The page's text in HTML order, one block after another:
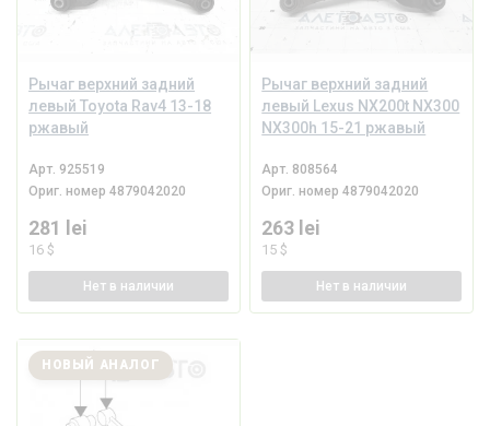
Рычаг верхний задний
левый Toyota Rav4 13-18
ржавый
Арт. 925519
Ориг. номер4879042020
281 lei
16 $
Нет в наличии
Рычаг верхний задний
левый Lexus NX200t NX300
NX300h 15-21 ржавый
Арт. 808564
Ориг. номер4879042020
263 lei
15 $
Нет в наличии
НОВЫЙ АНАЛОГ